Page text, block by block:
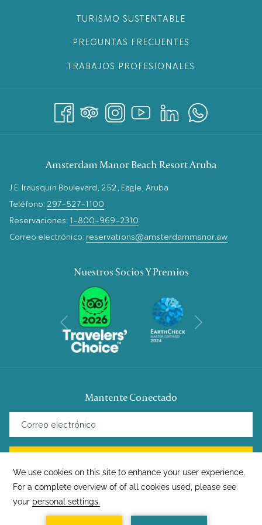
TURISMO SUSTENTABLE
PREGUNTAS FRECUENTES
TRABAJOS PROFESIONALES
Amsterdam Manor Beach Resort Aruba
J.E. Irausquin Boulevard, 252, Eagle, Aruba
Teléfono: 297-527-1100
Reservaciones: 1-800-969-2310
Correo electrónico: reservations@amsterdammanor.aw
Nuestros Socios Y Premios
Anterior
Mantente Conectado
© Amsterdam Manor Beach Resort Aruba | Diseñado por